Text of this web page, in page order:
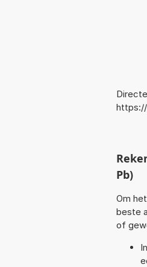
Pb)
Om
beste
of